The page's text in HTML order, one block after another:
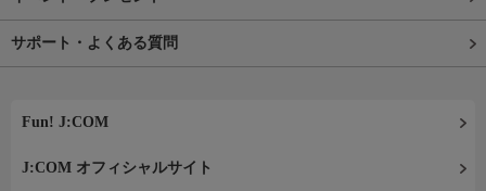
サポート・よくある質問
Fun! J:COM
J:COM オフィシャルサイト